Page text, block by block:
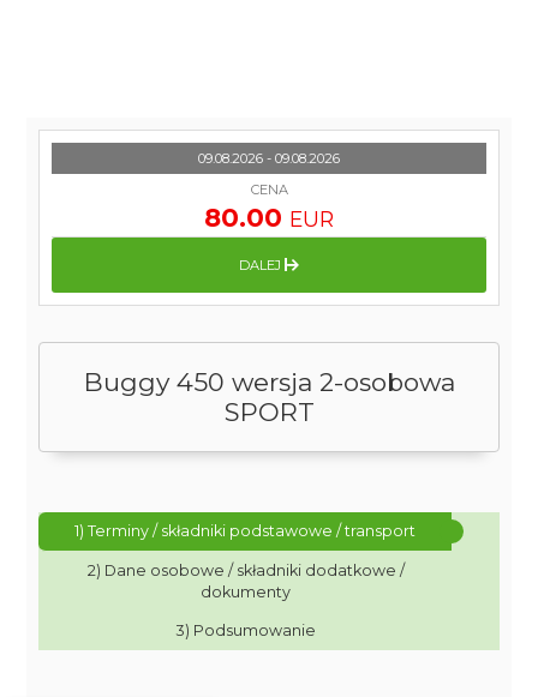
Buggy 450 wersja 2-osobowa
SPORT
1) Terminy / składniki podstawowe / transport
2) Dane osobowe / składniki dodatkowe /
dokumenty
3) Podsumowanie
09.08.2026 - 09.08.2026
CENA
80.00 EUR
DALEJ